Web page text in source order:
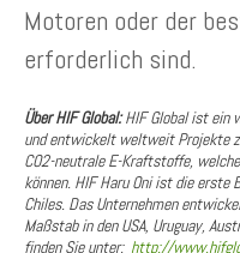
Motoren oder der
erforderlich sind.
Über HIF Global:HIF Global ist ein
und entwickelt weltweit Projekte
CO2-neutrale E-Kraftstoffe,
können. HIF Haru Oni ist die
Chiles. Das Unternehmen
Maßstab in den USA, Uruguay,
finden Sie unter: http://